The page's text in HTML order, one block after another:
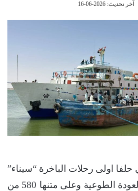
آخر تحديث: 2026-06-16
حلفا اولى رحلات الباخرة “سيناء”
القادمة عبر برنامج العودة الطوعية وعلى متنها 580 من